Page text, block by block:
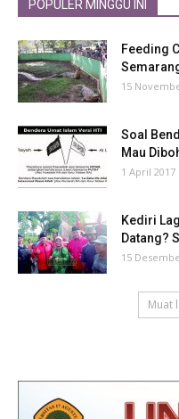
POPULER MINGGU INI
Feeding
15
Soal
Mau
1 April 2017
Kediri
Datang?
15
Muat